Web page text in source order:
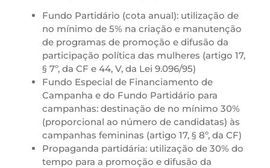
Fundo Partidário (cota anual): utilização de
no mínimo de 5% na criação e manutenção
de programas de promoção e difusão da
participação política das mulheres (artigo 17,
§ 7º, da CF e 44, V, da Lei 9.096/95)
Fundo Especial de Financiamento de
Campanha e do Fundo Partidário para
campanhas: destinação de no mínimo 30%
(proporcional ao número de candidatas) às
campanhas femininas (artigo 17, § 8º, da CF)
Propaganda partidária: utilização de 30% do
tempo para a promoção e difusão da